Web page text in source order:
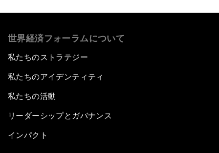
世界経済フォーラムについて
私たちのストラテジー
私たちのアイデンティティ
私たちの活動
リーダーシップとガバナンス
インパクト